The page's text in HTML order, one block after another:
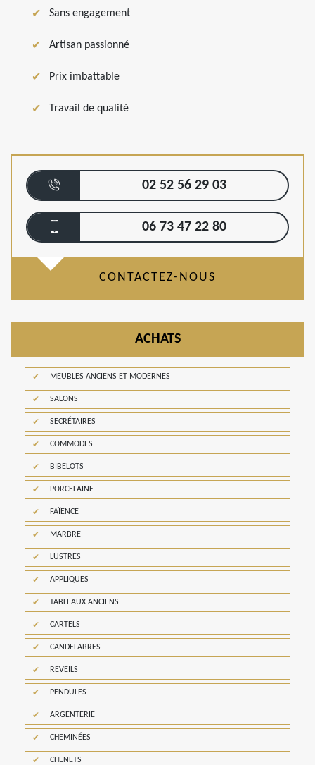
Sans engagement
Artisan passionné
Prix imbattable
Travail de qualité
02 52 56 29 03
06 73 47 22 80
CONTACTEZ-NOUS
ACHATS
MEUBLES ANCIENS ET MODERNES
SALONS
SECRÉTAIRES
COMMODES
BIBELOTS
PORCELAINE
FAÏENCE
MARBRE
LUSTRES
APPLIQUES
TABLEAUX ANCIENS
CARTELS
CANDELABRES
REVEILS
PENDULES
ARGENTERIE
CHEMINÉES
CHENETS